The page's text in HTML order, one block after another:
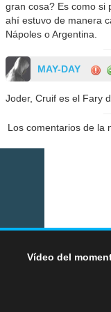
gran cosa? Es como si
ahí estuvo de manera
Nápoles o Argentina.
MAY-DAY
Joder, Cruif es el Fary
Los comentarios de la
Vídeo del